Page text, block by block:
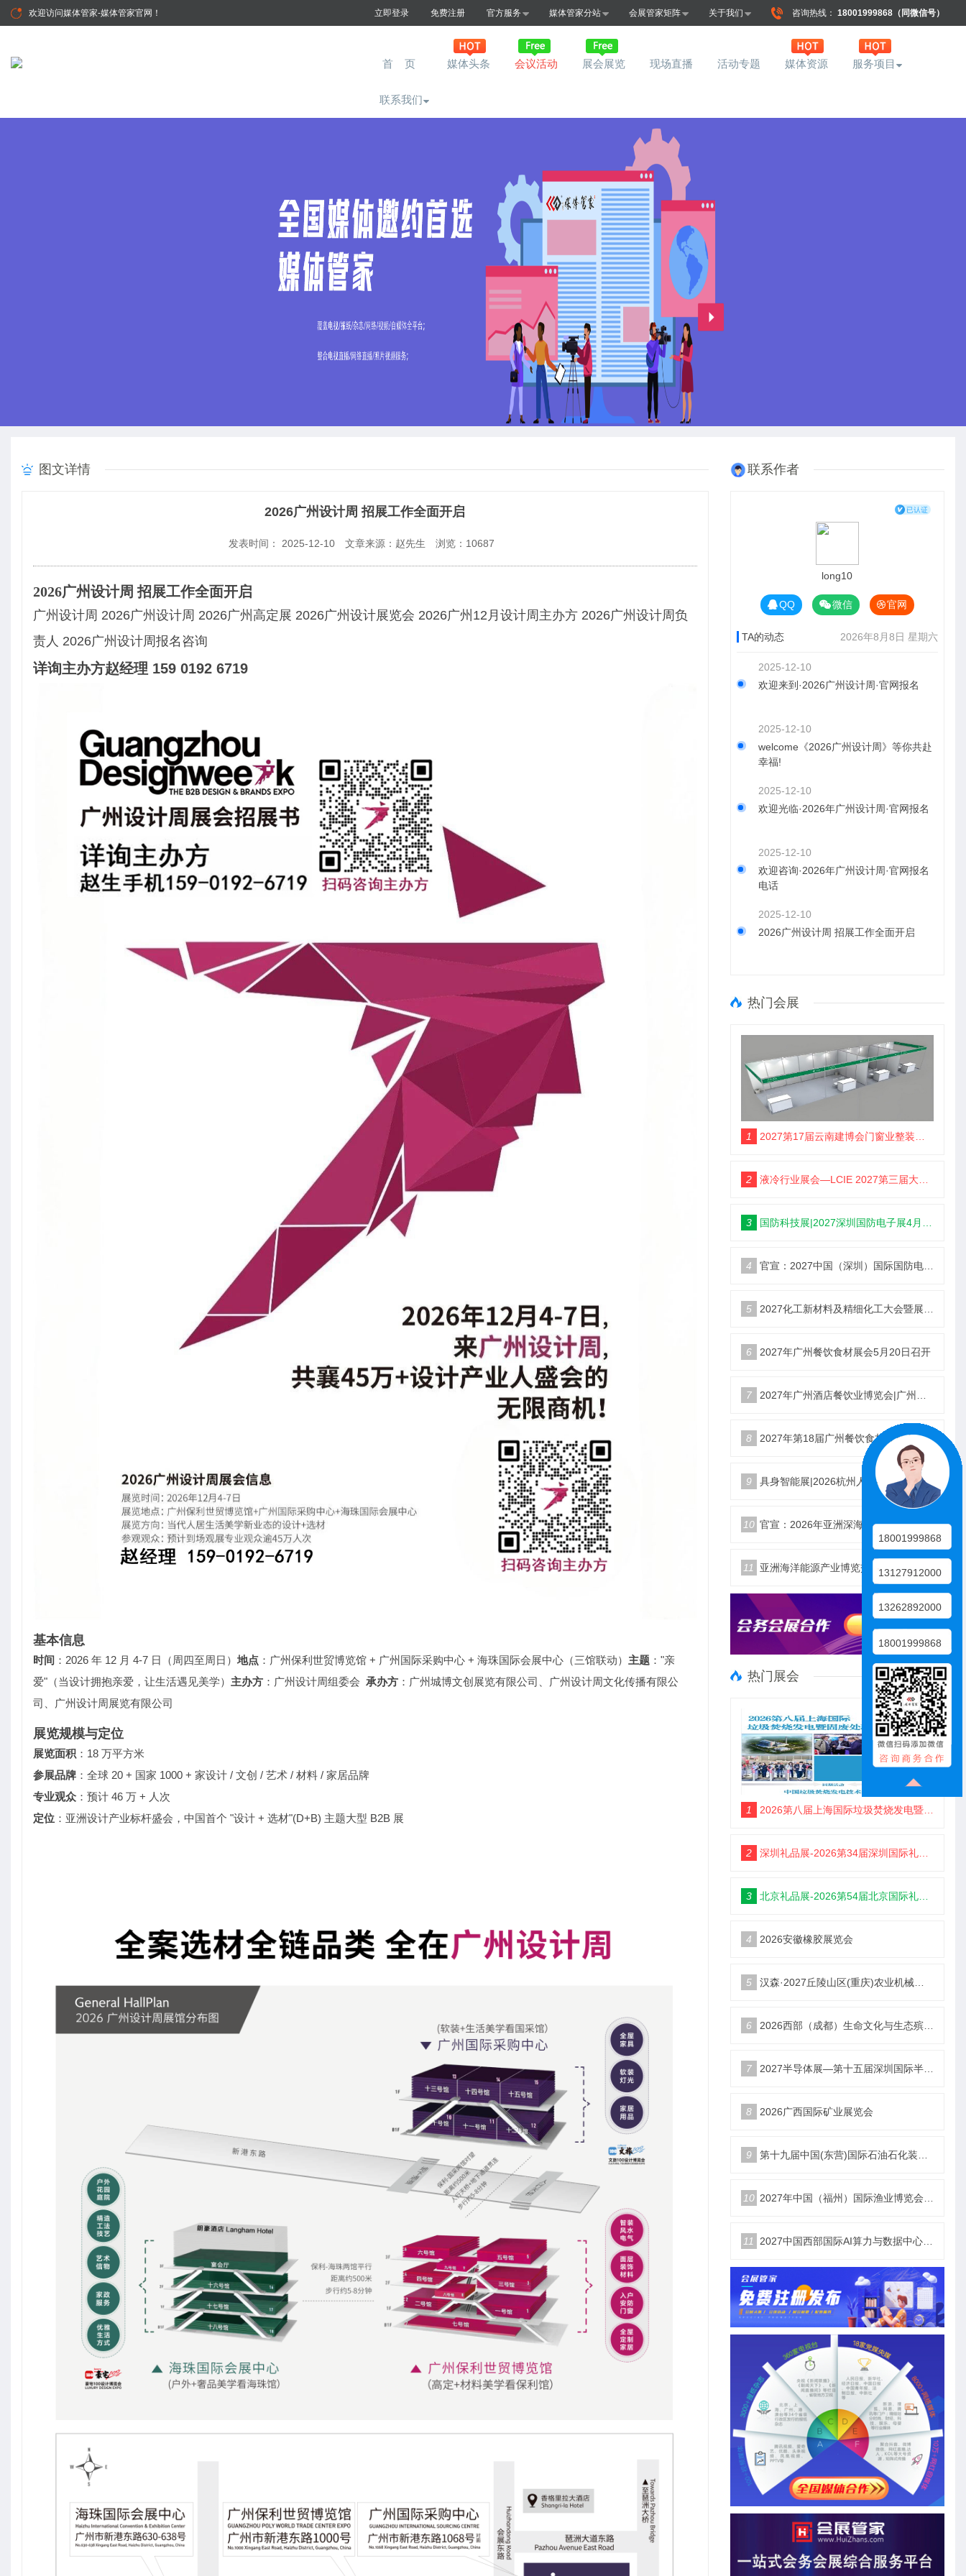
欢迎访问媒体管家-媒体管家官网 ！ 立即登录 免费注册 官方服务 媒体管家分站 会展管家矩阵 关于我们 咨询热线： 18001999868（同微信号）
首 页 媒体头条 会议活动 展会展览 现场直播 活动专题 媒体资源 服务项目
联系我们
图文详情
2026广州设计周 招展工作全面开启
发表时间： 2025-12-10 文章来源：赵先生 浏览： 10687
2026广州设计周 招展工作全面开启
广州设计周 2026广州设计周 2026广州高定展 2026广州设计展览会 2026广州12月设计周主办方 2026广州设计周负
责人 2026广州设计周报名咨询
详询主办方赵经理 159 0192 6719
基本信息
时间 ：2026 年 12 月 4-7 日（周四至周日） 地点 ：广州保利世贸博览馆 + 广州国际采购中心 + 海珠国际会展中心（三馆联动） 主题 ："亲
爱"（当设计拥抱亲爱，让生活遇见美学） 主办方 ：广州设计周组委会 承办方 ：广州城博文创展览有限公司、广州设计周文化传播有限公
司、广州设计周展览有限公司
展览规模与定位
展览面积 ：18 万平方米
参展品牌 ：全球 20 + 国家 1000 + 家设计 / 文创 / 艺术 / 材料 / 家居品牌
专业观众 ：预计 46 万 + 人次
定位 ：亚洲设计产业标杆盛会，中国首个 "设计 + 选材"(D+B) 主题大型 B2B 展
联系作者
long10
QQ 微信 官网
TA的动态 2026年8月8日 星期六
2025-12-10
欢迎来到·2026广州设计周·官网报名
2025-12-10
welcome《2026广州设计周》等你共赴
幸福!
2025-12-10
欢迎光临·2026年广州设计周·官网报名
2025-12-10
欢迎咨询·2026年广州设计周·官网报名
电话
2025-12-10
2026广州设计周 招展工作全面开启
热门会展
1 2027第17届云南建博会门窗业整装定制智能家居卫浴建材展会
2 液冷行业展会—LCIE 2027第三届大湾区国际液冷产业大会暨展览会（深圳）
3 国防科技展|2027深圳国防电子展4月9日启幕
4 官宣：2027中国（深圳）国际国防电子博览会
5 2027化工新材料及精细化工大会暨展览会定档苏州
6 2027年广州餐饮食材展会5月20日召开
7 2027年广州酒店餐饮业博览会|广州餐博会
8 2027年第18届广州餐饮食材展览会
9 具身智能展|2026杭州人形机器人展|仿生机器人展5月启幕
10 官宣：2026年亚洲深海开发与海底作业装备博览交易会
11 亚洲海洋能源产业博览交易会2026年12月18日举办
热门展会
1 2026第八届上海国际垃圾焚烧发电暨固废处理技术展览会
2 深圳礼品展-2026第34届深圳国际礼品及家居用品展览会
3 北京礼品展-2026第54届北京国际礼品、赠品及家庭用品展览会
4 2026安徽橡胶展览会
5 汉森·2027丘陵山区(重庆)农业机械展览会
6 2026西部（成都）生命文化与生态殡葬产业展览会
7 2027半导体展—第十五届深圳国际半导体产业展览会
8 2026广西国际矿业展览会
9 第十九届中国(东营)国际石油石化装备与技术展览会
10 2027年中国（福州）国际渔业博览会|福州渔博会
11 2027中国西部国际AI算力与数据中心液冷产业展览会
18001999868
13127912000
13262892000
18001999868